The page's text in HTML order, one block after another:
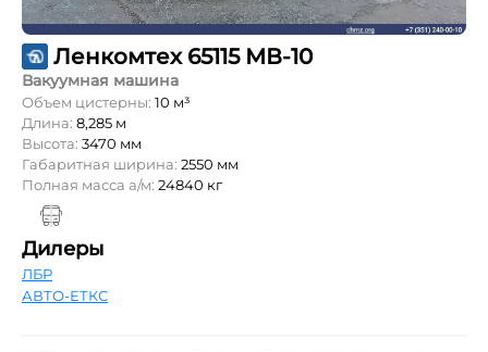
Ленкомтех 65115 МВ-10
Вакуумная машина
Объем цистерны: 10 м³
Длина: 8,285 м
Высота: 3470 мм
Габаритная ширина: 2550 мм
Полная масса а/м: 24840 кг
Дилеры
ЛБР
АВТО-ЕТКС